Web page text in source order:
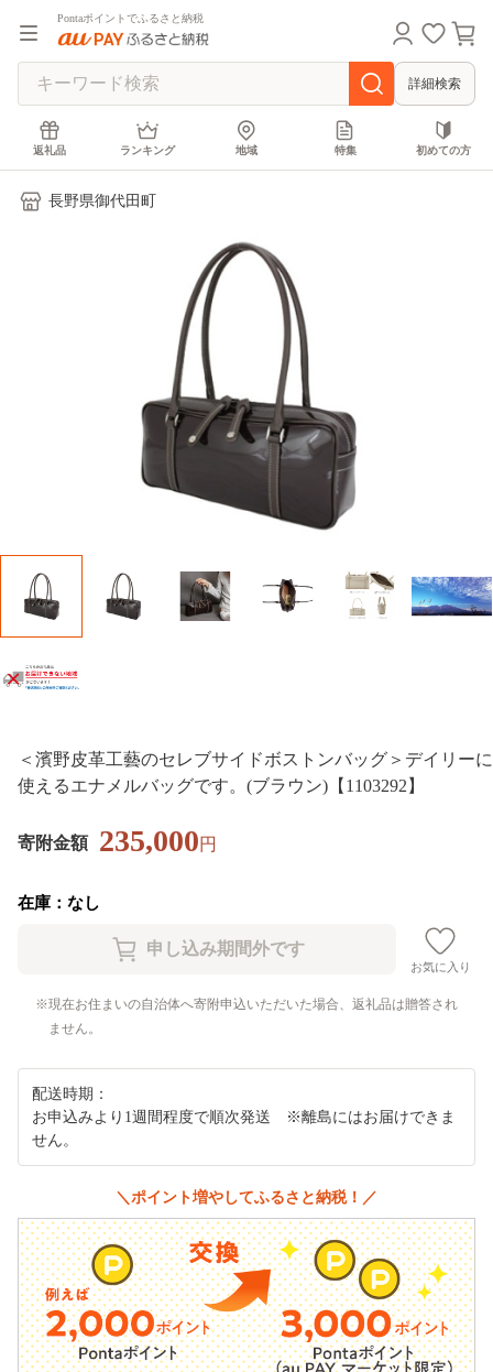
Pontaポイントでふるさと納税
詳細検索
返礼品 ランキング 地域 特集 初めての方
長野県御代田町
＜濱野皮革工藝のセレブサイドボストンバッグ＞デイリーに
使えるエナメルバッグです。(ブラウン)【1103292】
寄附金額 235,000円
在庫：なし
お気に入り
現在お住まいの自治体へ寄附申込いただいた場合、返礼品は贈答され
ません。
配送時期：
お申込みより1週間程度で順次発送 ※離島にはお届けできま
せん。
＼ポイント増やしてふるさと納税！／